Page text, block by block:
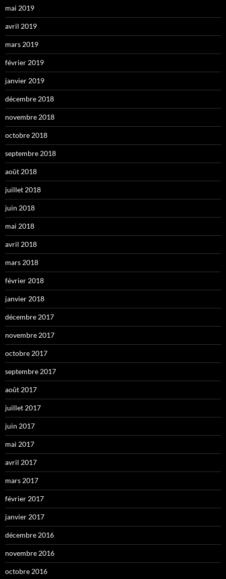
mai 2019
avril 2019
mars 2019
février 2019
janvier 2019
décembre 2018
novembre 2018
octobre 2018
septembre 2018
août 2018
juillet 2018
juin 2018
mai 2018
avril 2018
mars 2018
février 2018
janvier 2018
décembre 2017
novembre 2017
octobre 2017
septembre 2017
août 2017
juillet 2017
juin 2017
mai 2017
avril 2017
mars 2017
février 2017
janvier 2017
décembre 2016
novembre 2016
octobre 2016